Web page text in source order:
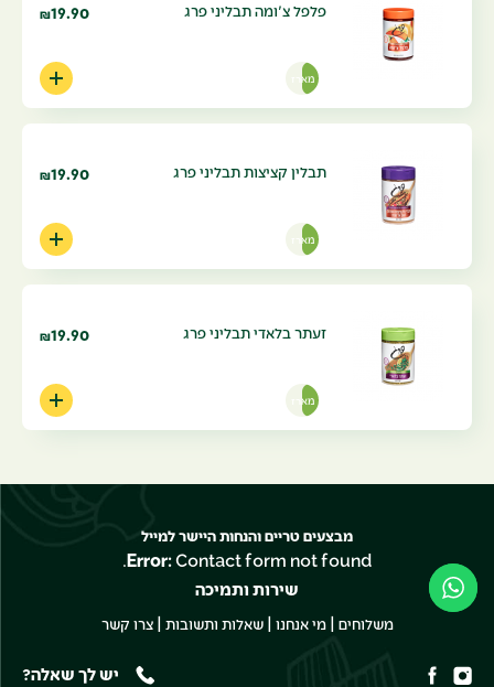
פלפל צ'ומה תבליני פרג ₪19.90
מארז
תבלין קציצות תבליני פרג ₪19.90
מארז
זעתר בלאדי תבליני פרג ₪19.90
מארז
מבצעים טריים והנחות היישר למייל
Error:Contact form not found.
שירות ותמיכה
משלוחים |מי אנחנו |שאלות ותשובות |צרו קשר
יש לך שאלה?